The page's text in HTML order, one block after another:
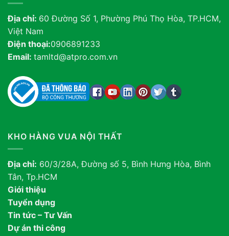
Địa chỉ: 60 Đường Số 1, Phường Phú Thọ Hòa, TP.HCM,
Việt Nam
Điện thoại:0906891233
Email: tamltd@atpro.com.vn
KHO HÀNG VUA NỘI THẤT
Địa chỉ: 60/3/28A, Đường số 5, Bình Hưng Hòa, Bình
Tân, Tp.HCM
Giới thiệu
Tuyển dụng
Tin tức – Tư Vấn
Dự án thi công